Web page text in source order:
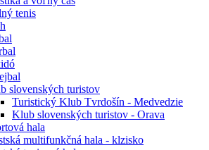
tenis
slovenských turistov
Turistický Klub Tvrdošín - Medvedzie
Klub slovenských turistov - Orava
hala
multifunkčná hala - klzisko